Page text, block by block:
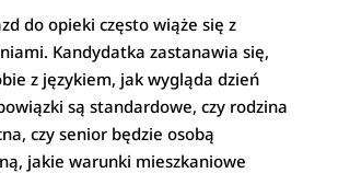
do opieki często wiąże się z
Kandydatka zastanawia się,
z językiem, jak wygląda dzień
są standardowe, czy rodzina
czy senior będzie osobą
jakie warunki mieszkaniowe